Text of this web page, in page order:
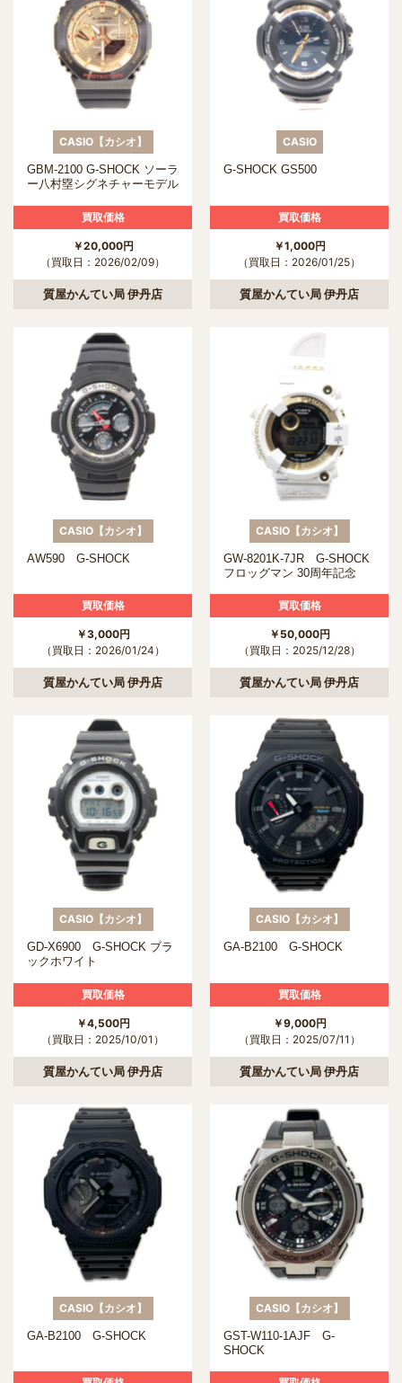
CASIO【カシオ】
GBM-2100 G-SHOCK ソーラ
ー八村塁シグネチャーモデル
買取価格
￥20,000円
（買取日：2026/02/09）
質屋かんてい局 伊丹店
CASIO
G-SHOCK GS500
買取価格
￥1,000円
（買取日：2026/01/25）
質屋かんてい局 伊丹店
CASIO【カシオ】
AW590 G-SHOCK
買取価格
￥3,000円
（買取日：2026/01/24）
質屋かんてい局 伊丹店
CASIO【カシオ】
GW-8201K-7JR G-SHOCK
フロッグマン 30周年記念
買取価格
￥50,000円
（買取日：2025/12/28）
質屋かんてい局 伊丹店
CASIO【カシオ】
GD-X6900 G-SHOCK ブラ
ックホワイト
買取価格
￥4,500円
（買取日：2025/10/01）
質屋かんてい局 伊丹店
CASIO【カシオ】
GA-B2100 G-SHOCK
買取価格
￥9,000円
（買取日：2025/07/11）
質屋かんてい局 伊丹店
CASIO【カシオ】
GA-B2100 G-SHOCK
CASIO【カシオ】
GST-W110-1AJF G-
SHOCK